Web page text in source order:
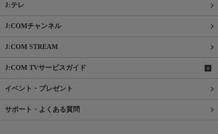
J:テレ
J:COMチャンネル
J:COM STREAM
J:COM TVサービスガイド
イベント・プレゼント
サポート・よくある質問